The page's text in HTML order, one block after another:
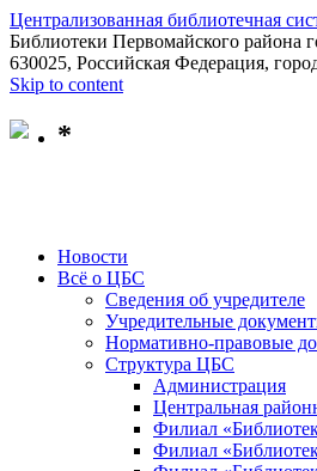
Централизованная библиотечная
Библиотеки Первомайского района
630025, Российская Федерация,
Skip to content
*
Новости
Всё о ЦБС
Сведения об учредителе
Учредительные
Нормативно-правовые
Структура ЦБС
Администрация
Центральная
Филиал
Филиал